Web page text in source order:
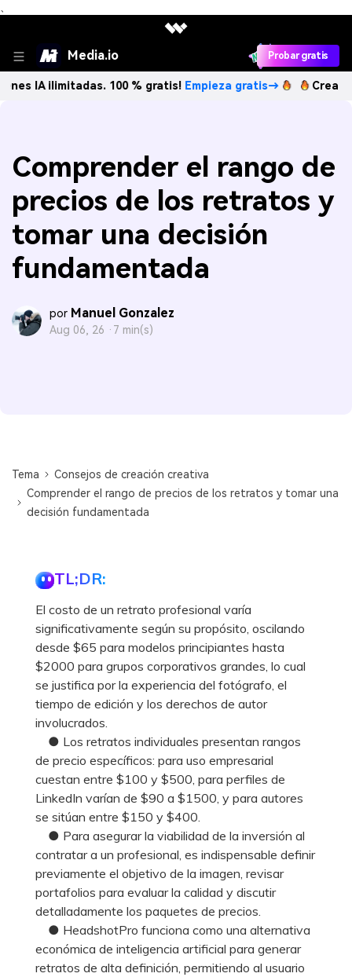
、
Media.io Probar gratis
ilimitadas. 100 % gratis!Empieza gratis→ Crea
Comprender el rango de
precios de los retratos y
tomar una decisión
fundamentada
por Manuel Gonzalez
Aug 06, 26 · 7 min(s)
Tema
Consejos de creación creativa
Comprender el rango de precios de los retratos y tomar una
decisión fundamentada
TL;DR:
El costo de un retrato profesional varía
significativamente según su propósito, oscilando
desde $65 para modelos principiantes hasta
$2000 para grupos corporativos grandes, lo cual
se justifica por la experiencia del fotógrafo, el
tiempo de edición y los derechos de autor
involucrados.
● Los retratos individuales presentan rangos
de precio específicos: para uso empresarial
cuestan entre $100 y $500, para perfiles de
LinkedIn varían de $90 a $1500, y para autores
se sitúan entre $150 y $400.
● Para asegurar la viabilidad de la inversión al
contratar a un profesional, es indispensable definir
previamente el objetivo de la imagen, revisar
portafolios para evaluar la calidad y discutir
detalladamente los paquetes de precios.
● HeadshotPro funciona como una alternativa
económica de inteligencia artificial para generar
retratos de alta definición, permitiendo al usuario